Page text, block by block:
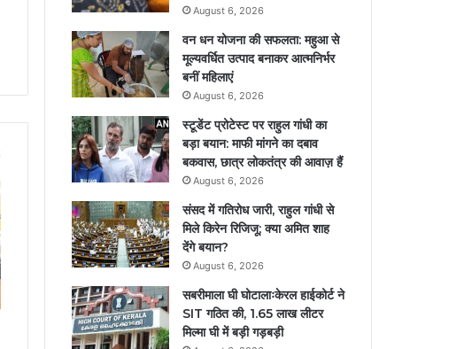
August 6, 2026
वन धन योजना की सफलता: महुआ से
मूल्यवर्धित उत्पाद बनाकर आत्मनिर्भर
बनीं महिलाएं
August 6, 2026
स्टूडेंट प्रोटेस्ट पर राहुल गांधी का
बड़ा बयान: माफी मांगने का दबाव
बकवास, छात्र लोकतंत्र की आवाज़ हैं
August 6, 2026
संसद में गतिरोध जारी, राहुल गांधी से
मिले किरेन रिजिजू; क्या अमित शाह
देंगे बयान?
August 6, 2026
सबरीमाला घी घोटालाःकेरल हाईकोर्ट ने
SIT गठित की, 1.65 लाख लीटर
मिल्मा घी में बड़ी गड़बड़ी